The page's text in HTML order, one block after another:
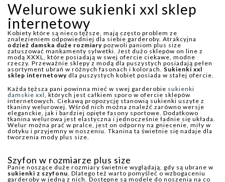
Welurowe sukienki xxl sklep
internetowy
Kobiety które są nieco tęższe, mają często problem ze
znalezieniem odpowiedniej dla siebie garderoby. Atrakcyjna
odzież damska duże rozmiary pozwoli paniom plus size
zatuszować mankamenty sylwetki. Jest dużo sklepów on line z
modą XXXL, które posiadają w swej ofercie ciekawe, modne
rzeczy. Przeważnie sklepy z modą dla puszystych posiadają pełen
asortyment ubrań w różnych fasonach i kolorach. Sukienki xxl
sklep internetowy dla puszystych kobiet posiada w stałej ofercie.
Każda tęższa pani powinna mieć w swej garderobie sukienki
damskie xxl, których jest całkiem sporo w ofercie sklepów
internetowych. Ciekawą propozycję stanowią sukienki uszyte z
tkaniny welurowej. Wśród nich można znaleźć zarówno wersje
eleganckie, jak i bardziej opięte fasony sportowe. Dodatkowo
tkanina welurowa jest elastyczna i jednocześnie ładnie się układa.
Welur można prać w pralce, jest on odporny na gniecenie, miły w
dotyku i przyjemny w noszeniu. Tkanina ta świetnie się nadaje dla
tworzenia mody plus size.
Szyfon w rozmiarze plus size
Panie noszące duże rozmiary świetnie wyglądają, gdy są ubrane w
sukienki z szyfonu. Dlatego też warto pomyśleć o wzbogaceniu
garderoby w jedną z nich. Dostępne są modele do noszenia na co